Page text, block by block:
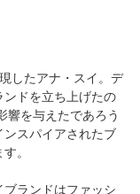
したアナ・スイ。デ
ンドを立ち上げたの
響を与えたであろう
スパイアされたブ
。
ランドはファッシ